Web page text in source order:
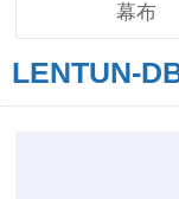
幕布
LENTUN-